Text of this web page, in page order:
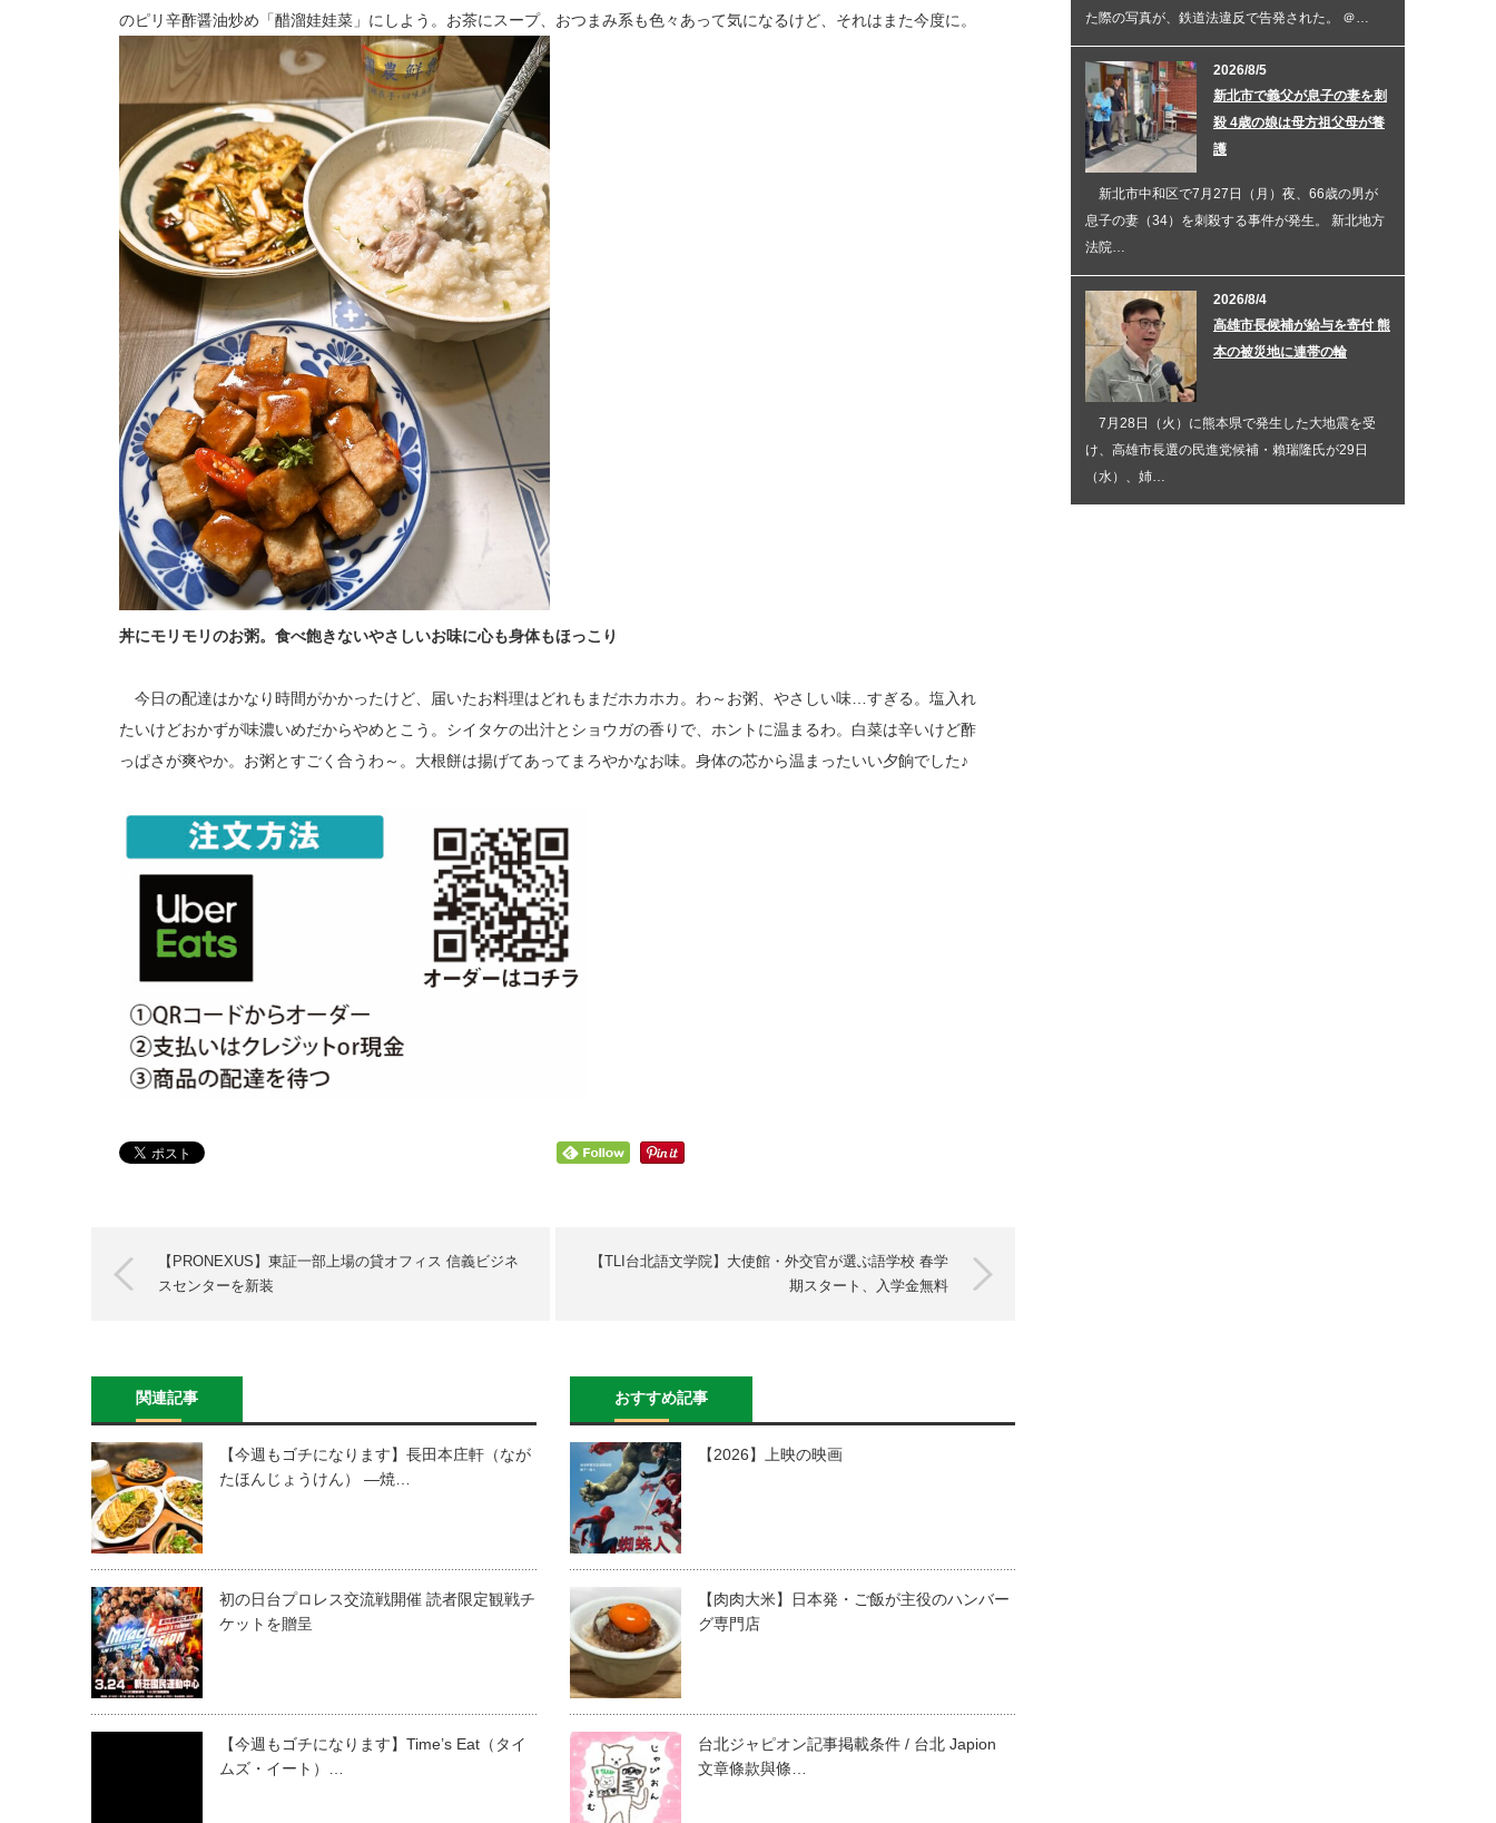
のピリ辛酢醤油炒め「醋溜娃娃菜」にしよう。お茶にスープ、おつまみ系も色々あって気になるけど、それはまた今度に。
丼にモリモリのお粥。食べ飽きないやさしいお味に心も身体もほっこり
今日の配達はかなり時間がかかったけど、届いたお料理はどれもまだホカホカ。わ～お粥、やさしい味…すぎる。塩入れ
たいけどおかずが味濃いめだからやめとこう。シイタケの出汁とショウガの香りで、ホントに温まるわ。白菜は辛いけど酢
っぱさが爽やか。お粥とすごく合うわ～。大根餅は揚げてあってまろやかなお味。身体の芯から温まったいい夕餉でした♪
【PRONEXUS】東証一部上場の貸オフィス 信義ビジネ
スセンターを新装
【TLI台北語文学院】大使館・外交官が選ぶ語学校 春学
期スタート、入学金無料
関連記事
【今週もゴチになります】長田本庄軒（なが
たほんじょうけん） ―焼…
初の日台プロレス交流戦開催 読者限定観戦チ
ケットを贈呈
【今週もゴチになります】Time’s Eat（タイ
ムズ・イート）…
おすすめ記事
【2026】上映の映画
【肉肉大米】日本発・ご飯が主役のハンバー
グ専門店
台北ジャピオン記事掲載条件 / 台北 Japion
文章條款與條…
た際の写真が、鉄道法違反で告発された。 ＠…
2026/8/5
新北市で義父が息子の妻を刺
殺 4歳の娘は母方祖父母が養
護
新北市中和区で7月27日（月）夜、66歳の男が
息子の妻（34）を刺殺する事件が発生。 新北地方
法院…
2026/8/4
高雄市長候補が給与を寄付 熊
本の被災地に連帯の輪
7月28日（火）に熊本県で発生した大地震を受
け、高雄市長選の民進党候補・賴瑞隆氏が29日
（水）、姉…